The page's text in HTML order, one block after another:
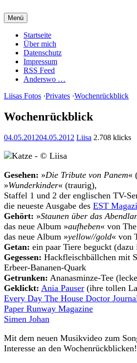
Inhalt
springen
Charming Quark
Menü
Startseite
Über mich
Datenschutz
Impressum
RSS Feed
Anderswo …
Liisas Fotos ·Privates ·Wochenrückblick
Wochenrückblick
04.05.201204.05.2012 Liisa 2.708 klicks
Gesehen: »Die Tribute von Panem«
»Wunderkinder« (traurig),
Staffel 1 und 2 der englischen TV-
die neueste Ausgabe des EST
Gehört: »Staunen über das
das neue Album »aufheben« von
das neue Album »yellow//gold« von
Getan: ein paar Tiere beguckt
Gegessen: Hackfleischbällchen mit
Erbeer-Bananen-Quark
Getrunken: Ananasminze-Tee
Geklickt: Ania Pauser (ihre tollen
Every Day The House Doctor
Paper Runway Magazine
Simen Johan
Mit dem neuen Musikvideo zum
Interesse an den Wochenrückblicken!